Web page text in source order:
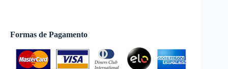
Formas de Pagamento